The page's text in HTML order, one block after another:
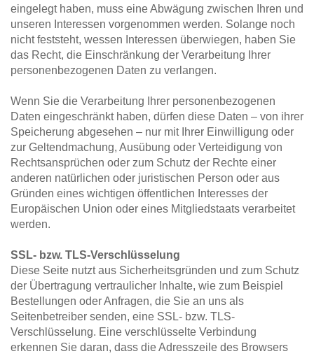
eingelegt haben, muss eine Abwägung zwischen Ihren und
unseren Interessen vorgenommen werden. Solange noch
nicht feststeht, wessen Interessen überwiegen, haben Sie
das Recht, die Einschränkung der Verarbeitung Ihrer
personenbezogenen Daten zu verlangen.
Wenn Sie die Verarbeitung Ihrer personenbezogenen
Daten eingeschränkt haben, dürfen diese Daten – von ihrer
Speicherung abgesehen – nur mit Ihrer Einwilligung oder
zur Geltendmachung, Ausübung oder Verteidigung von
Rechtsansprüchen oder zum Schutz der Rechte einer
anderen natürlichen oder juristischen Person oder aus
Gründen eines wichtigen öffentlichen Interesses der
Europäischen Union oder eines Mitgliedstaats verarbeitet
werden.
SSL- bzw. TLS-Verschlüsselung
Diese Seite nutzt aus Sicherheitsgründen und zum Schutz
der Übertragung vertraulicher Inhalte, wie zum Beispiel
Bestellungen oder Anfragen, die Sie an uns als
Seitenbetreiber senden, eine SSL- bzw. TLS-
Verschlüsselung. Eine verschlüsselte Verbindung
erkennen Sie daran, dass die Adresszeile des Browsers